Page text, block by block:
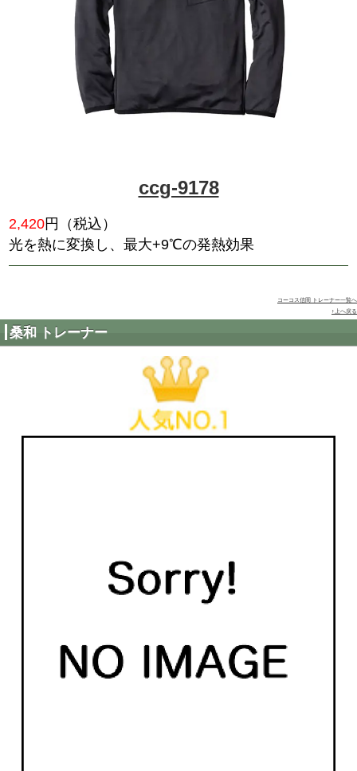
2,970円（税込）
コーコス信岡 トレーナー